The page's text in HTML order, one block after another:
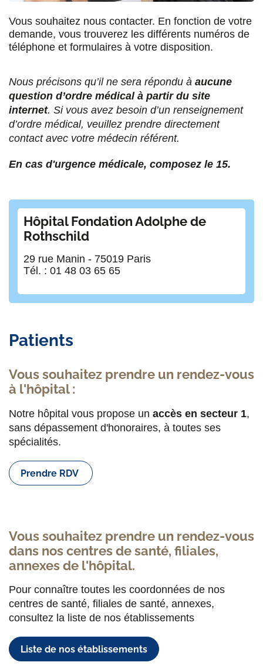
F
a
e
b
o
k
T
w
t
t
e
L
i
k
e
d
n
E
m
i
l
Vous souhaitez nous contacter. En fonction de votre
demande, vous trouverez les différents numéros de
téléphone et formulaires à votre disposition.
Nous précisons qu’il ne sera répondu à aucune
question d’ordre médical à partir du site
internet. Si vous avez besoin d’un renseignement
d’ordre médical, veuillez prendre directement
contact avec votre médecin référent.
En cas d'urgence médicale, composez le 15.
Hôpital Fondation Adolphe de
Rothschild
29 rue Manin - 75019 Paris
Tél. : 01 48 03 65 65
Patients
Vous souhaitez prendre un rendez-vous
à l'hôpital :
Notre hôpital vous propose un accès en secteur 1,
sans dépassement d'honoraires, à toutes ses
spécialités.
Prendre RDV
Vous souhaitez prendre un rendez-vous
dans nos centres de santé, filiales,
annexes de l'hôpital.
Pour connaître toutes les coordonnées de nos
centres de santé, filiales de santé, annexes,
consultez la liste de nos établissements
Liste de nos établissements